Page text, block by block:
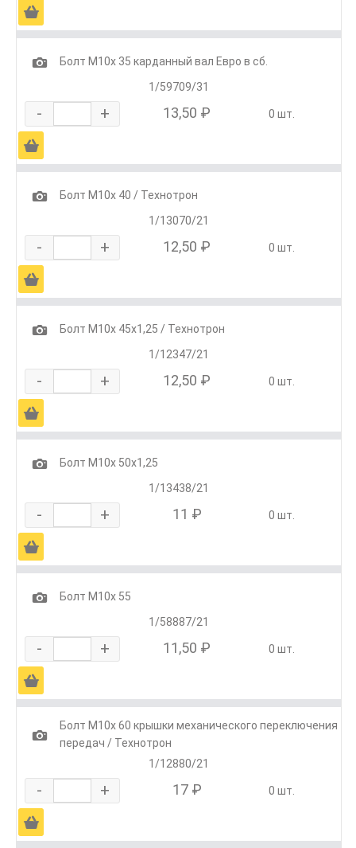
Ä
1
Болт М10х 35 карданный вал Евро в сб.
1/59709/31
- + 13,50 ₽ 0 шт.
Ä
1
Болт М10х 40 / Технотрон
1/13070/21
- + 12,50 ₽ 0 шт.
Ä
1
Болт М10х 45х1,25 / Технотрон
1/12347/21
- + 12,50 ₽ 0 шт.
Ä
1
Болт М10х 50х1,25
1/13438/21
- + 11 ₽ 0 шт.
Ä
1
Болт М10х 55
1/58887/21
- + 11,50 ₽ 0 шт.
Ä
1
Болт М10х 60 крышки механического переключения
передач / Технотрон
1/12880/21
- + 17 ₽ 0 шт.
Ä